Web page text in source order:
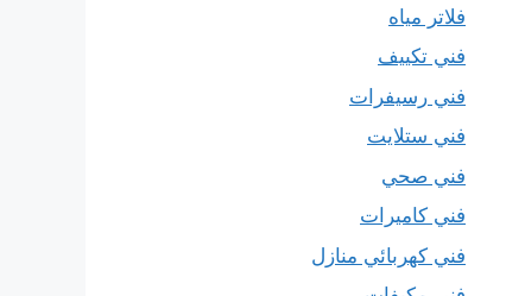
فلاتر مياه
فني تكييف
فني رسيفرات
فني ستلايت
فني صحي
فني كاميرات
فني كهربائي منازل